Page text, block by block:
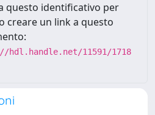
questo identificativo per
creare un link a questo
hdl.handle.net/11591/1718